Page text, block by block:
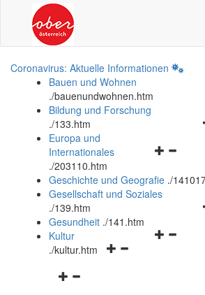
Coronavirus: Aktuelle Informationen
Bauen und Wohnen
./bauenundwohnen.htm
Bildung und Forschung
./133.htm
und
schließen
Europa und
Internationales
./203110.htm
Geschichte und Geografie ./
Gesellschaft und Soziales
./139.htm
Gesundheit ./141.htm
Navigationsmenü
Kultur
./kultur.htm
Navigationsmenü